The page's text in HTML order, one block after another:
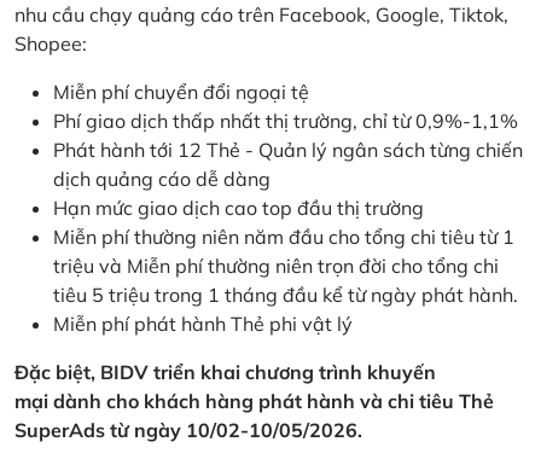
nhu cầu chạy quảng cáo trên Facebook, Google, Tiktok,
Shopee:
Miễn phí chuyển đổi ngoại tệ
Phí giao dịch thấp nhất thị trường, chỉ từ 0,9%-1,1%
Phát hành tới 12 Thẻ - Quản lý ngân sách từng chiến
dịch quảng cáo dễ dàng
Hạn mức giao dịch cao top đầu thị trường
Miễn phí thường niên năm đầu cho tổng chi tiêu từ 1
triệu và Miễn phí thường niên trọn đời cho tổng chi
tiêu 5 triệu trong 1 tháng đầu kể từ ngày phát hành.
Miễn phí phát hành Thẻ phi vật lý
Đặc biệt, BIDV triển khai chương trình khuyến
mại dành cho khách hàng phát hành và chi tiêu Thẻ
SuperAds từ ngày 10/02-10/05/2026.